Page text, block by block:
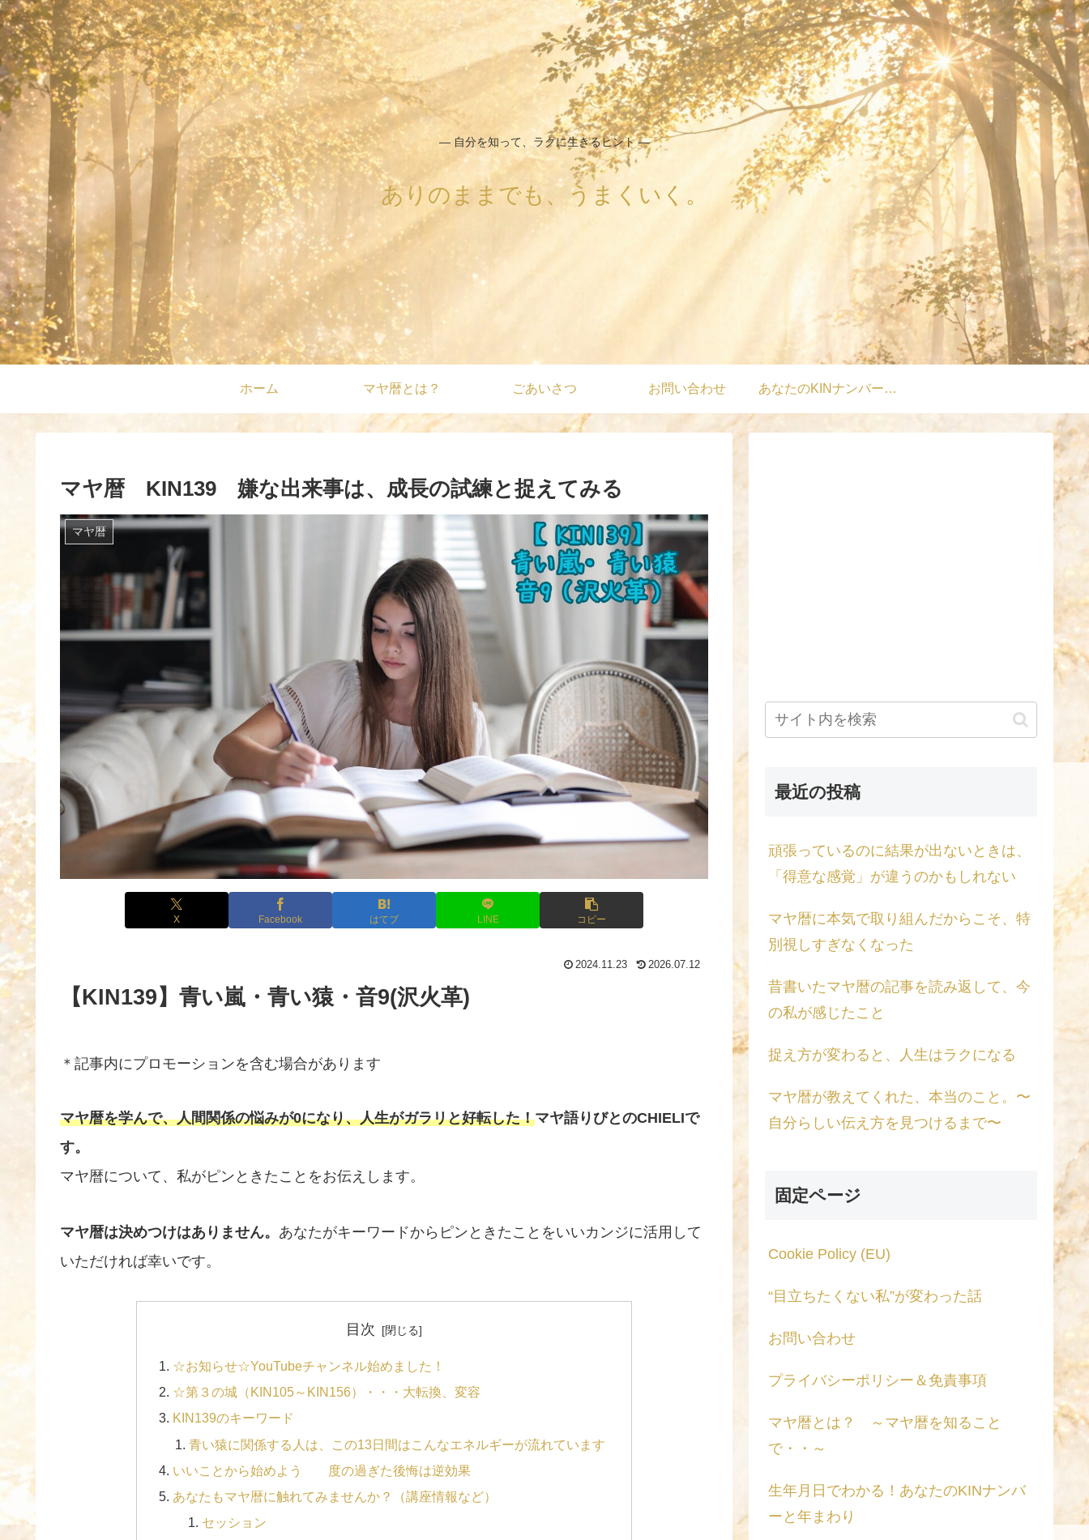
― 自分を知って、ラクに生きるヒント ―
ありのままでも、うまくいく。
ホーム マヤ暦とは？ ごあいさつ お問い合わせ あなたのKINナンバーは？
マヤ暦 KIN139 嫌な出来事は、成長の試練と捉えてみる
マヤ暦
X Facebook はてブ LINE コピー
2024.11.23 2026.07.12
【KIN139】青い嵐・青い猿・音9(沢火革)
＊記事内にプロモーションを含む場合があります
マヤ暦を学んで、人間関係の悩みが0になり、人生がガラリと好転した！マヤ語りびとのCHIELIで
す。
マヤ暦について、私がピンときたことをお伝えします。
マヤ暦は決めつけはありません。 あなたがキーワードからピンときたことをいいカンジに活用して
いただければ幸いです。
目次
☆お知らせ☆YouTubeチャンネル始めました！
☆第３の城（KIN105～KIN156）・・・大転換、変容
KIN139のキーワード
青い猿に関係する人は、この13日間はこんなエネルギーが流れています
いいことから始めよう 度の過ぎた後悔は逆効果
あなたもマヤ暦に触れてみませんか？（講座情報など）
セッション
最近の投稿
頑張っているのに結果が出ないときは、
「得意な感覚」が違うのかもしれない
マヤ暦に本気で取り組んだからこそ、特
別視しすぎなくなった
昔書いたマヤ暦の記事を読み返して、今
の私が感じたこと
捉え方が変わると、人生はラクになる
マヤ暦が教えてくれた、本当のこと。〜
自分らしい伝え方を見つけるまで〜
固定ページ
Cookie Policy (EU)
“目立ちたくない私”が変わった話
お問い合わせ
プライバシーポリシー＆免責事項
マヤ暦とは？ ～マヤ暦を知ること
で・・～
生年月日でわかる！あなたのKINナンバ
ーと年まわり